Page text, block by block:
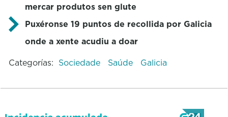
mercar produtos sen glute
Puxéronse 19 puntos de recollida por Galicia
onde a xente acudiu a doar
Categorías: Sociedade Saúde Galicia